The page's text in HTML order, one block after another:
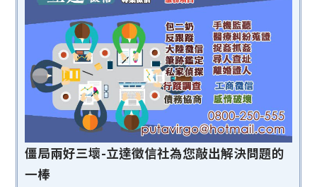
僵局兩好三壞-立達徵信社為您敲出解決問題的
一棒